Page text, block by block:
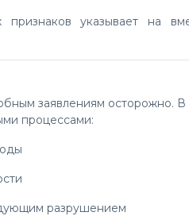
процессами:
разрушением